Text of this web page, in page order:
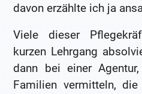
davon erzählte ich ja
Viele dieser
kurzen Lehrgang
dann bei einer
Familien vermitteln,